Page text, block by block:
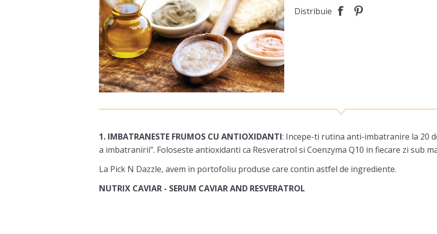
Distribuie
1. IMBATRANESTE FRUMOS CU ANTIOXIDANTI: Incepe-ti rutina anti-imbatranire la 20
a imbatranirii”. Foloseste antioxidanti ca Resveratrol si Coenzyma Q10 in fiecare zi sub
La Pick N Dazzle, avem in portofoliu produse care contin astfel de ingrediente.
NUTRIX CAVIAR - SERUM CAVIAR AND RESVERATROL